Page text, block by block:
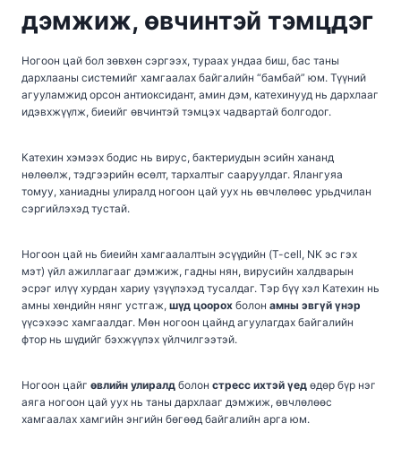
дэмжиж, өвчинтэй тэмцдэг
Ногоон цай бол зөвхөн сэргээх, тураах ундаа биш, бас таны
дархлааны системийг хамгаалах байгалийн “бамбай” юм. Түүний
агууламжид орсон антиоксидант, амин дэм, катехинууд нь дархлааг
идэвхжүүлж, биеийг өвчинтэй тэмцэх чадвартай болгодог.
Катехин хэмээх бодис нь вирус, бактериудын эсийн хананд
нөлөөлж, тэдгээрийн өсөлт, тархалтыг сааруулдаг. Ялангуяа
томуу, ханиадны улиралд ногоон цай уух нь өвчлөлөөс урьдчилан
сэргийлэхэд тустай.
Ногоон цай нь биеийн хамгаалалтын эсүүдийн (T-cell, NK эс гэх
мэт) үйл ажиллагааг дэмжиж, гадны нян, вирусийн халдварын
эсрэг илүү хурдан хариу үзүүлэхэд тусалдаг. Тэр бүү хэл Катехин нь
амны хөндийн нянг устгаж, шүд цоорох болон амны эвгүй үнэр
үүсэхээс хамгаалдаг. Мөн ногоон цайнд агуулагдах байгалийн
фтор нь шүдийг бэхжүүлэх үйлчилгээтэй.
Ногоон цайг өвлийн улиралд болон стресс ихтэй үед өдөр бүр нэг
аяга ногоон цай уух нь таны дархлааг дэмжиж, өвчлөлөөс
хамгаалах хамгийн энгийн бөгөөд байгалийн арга юм.